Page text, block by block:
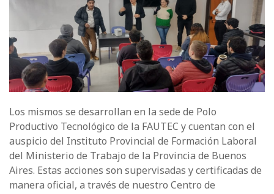
Los mismos se desarrollan en la sede de Polo
Productivo Tecnológico de la FAUTEC y cuentan con el
auspicio del Instituto Provincial de Formación Laboral
del Ministerio de Trabajo de la Provincia de Buenos
Aires. Estas acciones son supervisadas y certificadas de
manera oficial, a través de nuestro Centro de